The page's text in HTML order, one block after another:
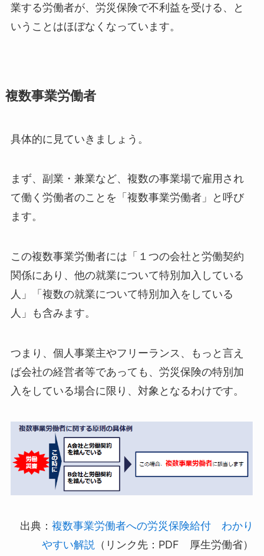
業する労働者が、労災保険で不利益を受ける、と
いうことはほぼなくなっています。
複数事業労働者
具体的に見ていきましょう。
まず、副業・兼業など、複数の事業場で雇用され
て働く労働者のことを「複数事業労働者」と呼び
ます。
この複数事業労働者には「１つの会社と労働契約
関係にあり、他の就業について特別加入している
人」「複数の就業について特別加入をしている
人」も含みます。
つまり、個人事業主やフリーランス、もっと言え
ば会社の経営者等であっても、労災保険の特別加
入をしている場合に限り、対象となるわけです。
出典：複数事業労働者への労災保険給付 わかり
やすい解説 （リンク先：PDF 厚生労働省）